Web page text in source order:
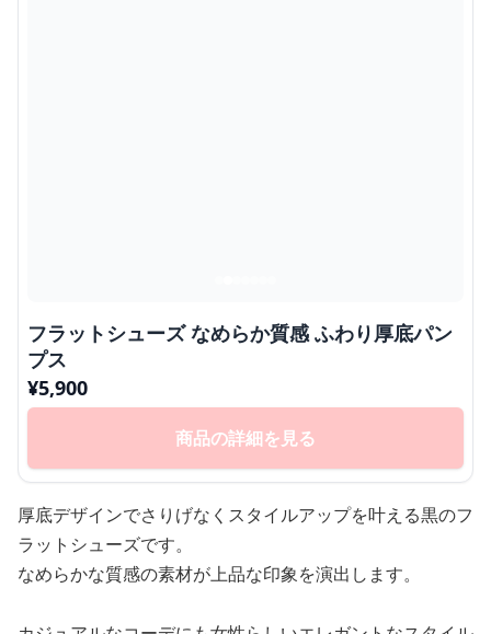
フラットシューズ なめらか質感 ふわり厚底パン
プス
¥5,900
商品の詳細を見る
厚底デザインでさりげなくスタイルアップを叶える黒のフ
ラットシューズです。
なめらかな質感の素材が上品な印象を演出します。